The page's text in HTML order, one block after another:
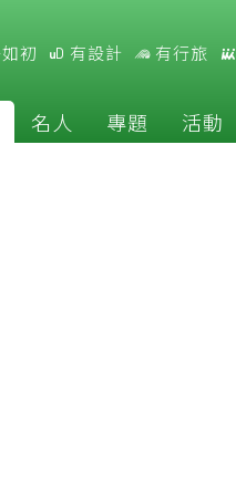
初 有設計 有行旅
名人 專題 活動